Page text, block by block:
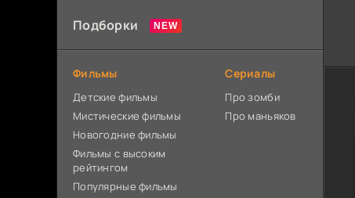
Подборки
Фильмы
Детские фильмы
Мистические фильмы
Новогодние фильмы
Фильмы с высоким
рейтингом
Популярные фильмы
Сериалы
Про зомби
Про маньяков